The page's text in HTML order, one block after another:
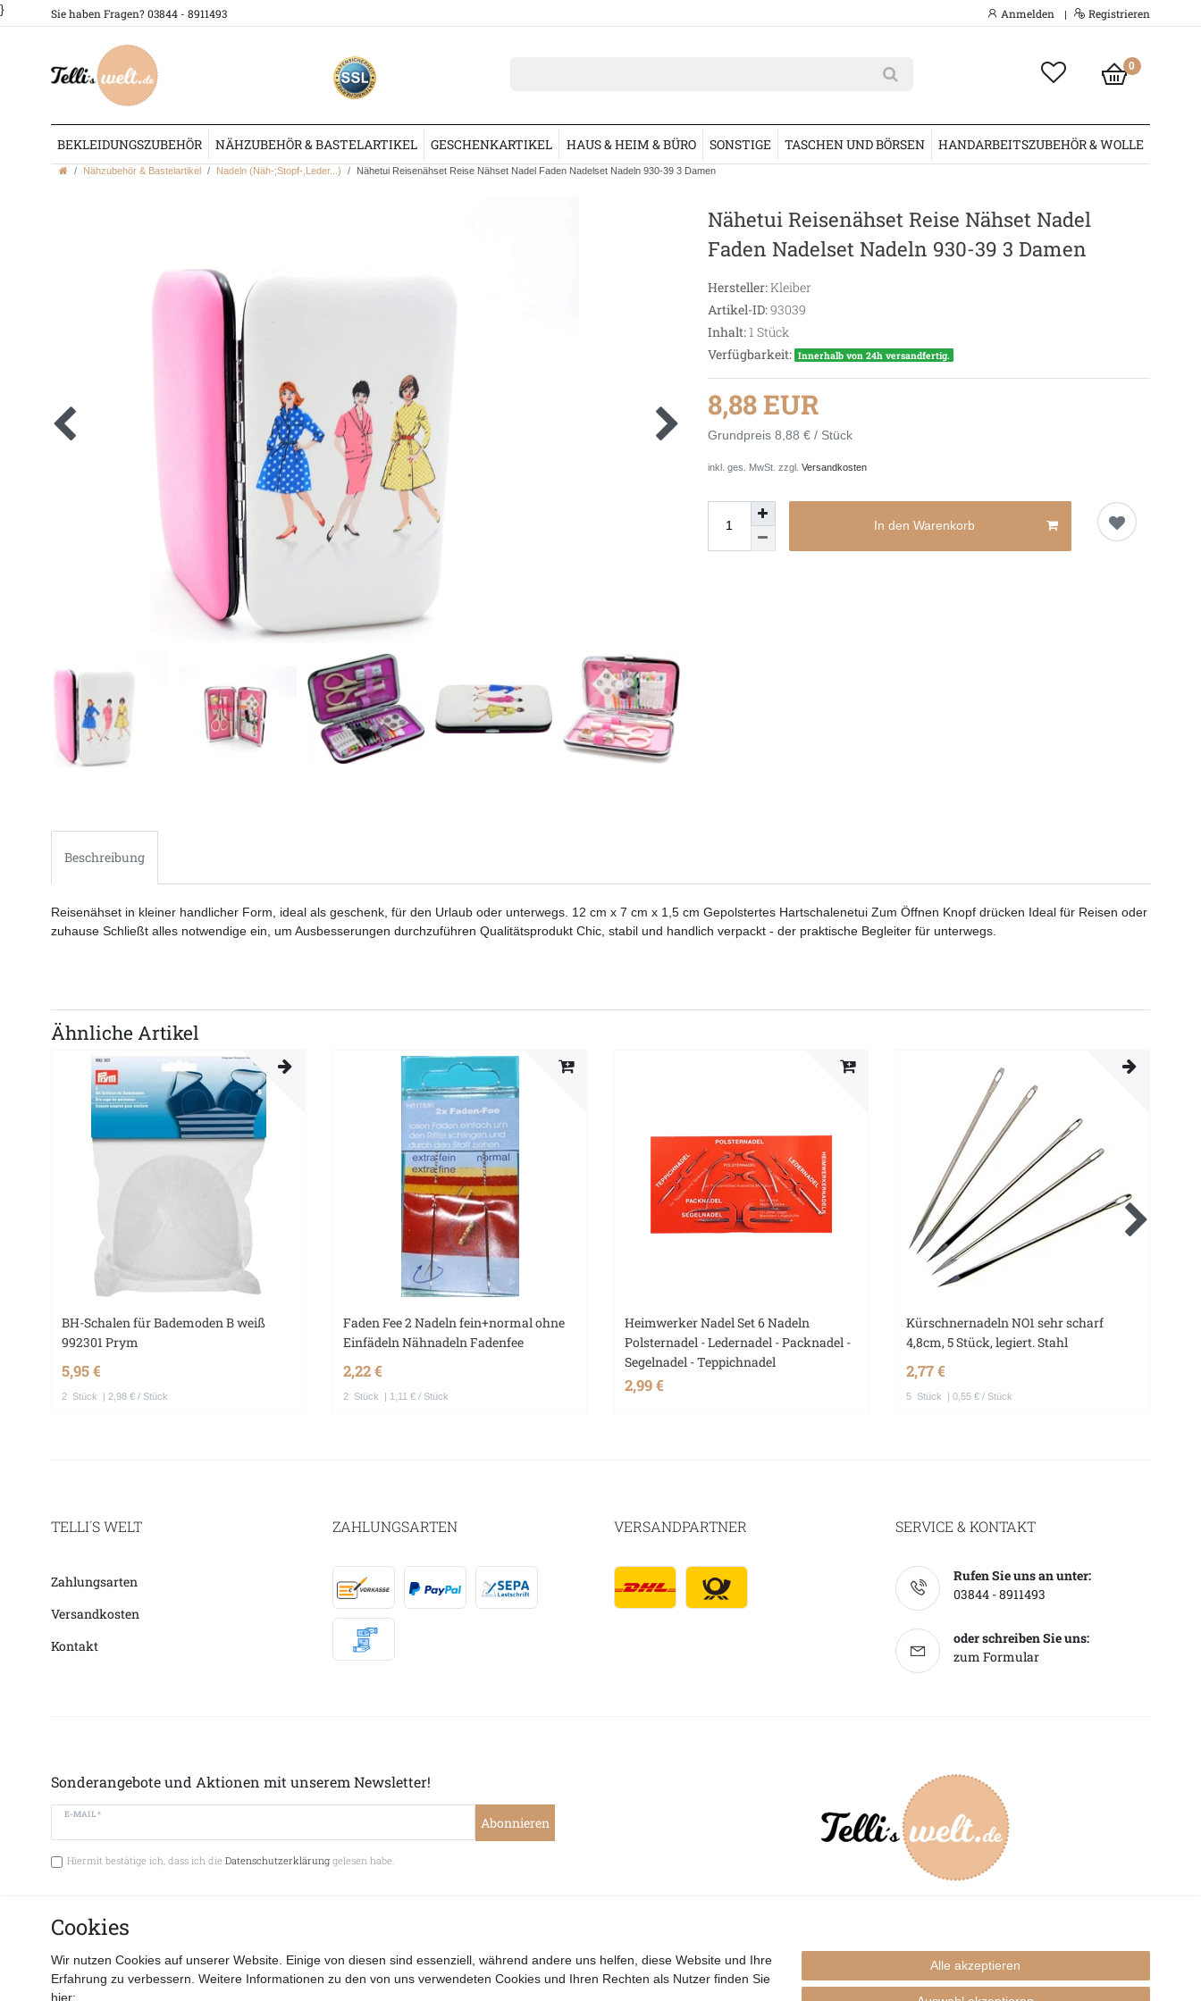
} Sie haben Fragen? 03844 - 8911493 Anmelden | Registrieren
0
BEKLEIDUNGSZUBEHÖR NÄHZUBEHÖR & BASTELARTIKEL GESCHENKARTIKEL HAUS & HEIM & BÜRO SONSTIGE TASCHEN UND BÖRSEN HANDARBEITSZUBEHÖR & WOLLE
Nähzubehör & Bastelartikel Nadeln (Näh-;Stopf-,Leder...) Nähetui Reisenähset Reise Nähset Nadel Faden Nadelset Nadeln 930-39 3 Damen
Nähetui Reisenähset Reise Nähset Nadel
Faden Nadelset Nadeln 930-39 3 Damen
Hersteller:Kleiber
Artikel-ID:93039
Inhalt:1 Stück
Verfügbarkeit: Innerhalb von 24h versandfertig.
8,88 EUR
Grundpreis 8,88 € / Stück
inkl. ges. MwSt. zzgl. Versandkosten
In den Warenkorb
Beschreibung
Reisenähset in kleiner handlicher Form, ideal als geschenk, für den Urlaub oder unterwegs. 12 cm x 7 cm x 1,5 cm Gepolstertes Hartschalenetui Zum Öffnen Knopf drücken Ideal für Reisen oder
zuhause Schließt alles notwendige ein, um Ausbesserungen durchzuführen Qualitätsprodukt Chic, stabil und handlich verpackt - der praktische Begleiter für unterwegs.
Ähnliche Artikel
BH-Schalen für Bademoden B weiß
992301 Prym
5,95 €
2 Stück | 2,98 € / Stück
Faden Fee 2 Nadeln fein+normal ohne
Einfädeln Nähnadeln Fadenfee
2,22 €
2 Stück | 1,11 € / Stück
Heimwerker Nadel Set 6 Nadeln
Polsternadel - Ledernadel - Packnadel -
Segelnadel - Teppichnadel
2,99 €
Kürschnernadeln NO1 sehr scharf
4,8cm, 5 Stück, legiert. Stahl
2,77 €
5 Stück | 0,55 € / Stück
TELLI´S WELT
Zahlungsarten
Versandkosten
Kontakt
ZAHLUNGSARTEN VERSANDPARTNER SERVICE & KONTAKT
Rufen Sie uns an unter:
03844 - 8911493
oder schreiben Sie uns:
zum Formular
Sonderangebote und Aktionen mit unserem Newsletter!
E-MAIL *
Abonnieren
Hiermit bestätige ich, dass ich die Datenschutzerklärunggelesen habe.
Vertrag widerrufen | Widerrufsrecht | Datenschutzerklärung | AGB Impressum
Cookies
Wir nutzen Cookies auf unserer Website. Einige von diesen sind essenziell, während andere uns helfen, diese Website und Ihre
Erfahrung zu verbessern. Weitere Informationen zu den von uns verwendeten Cookies und Ihren Rechten als Nutzer finden Sie
hier:
Alle akzeptieren